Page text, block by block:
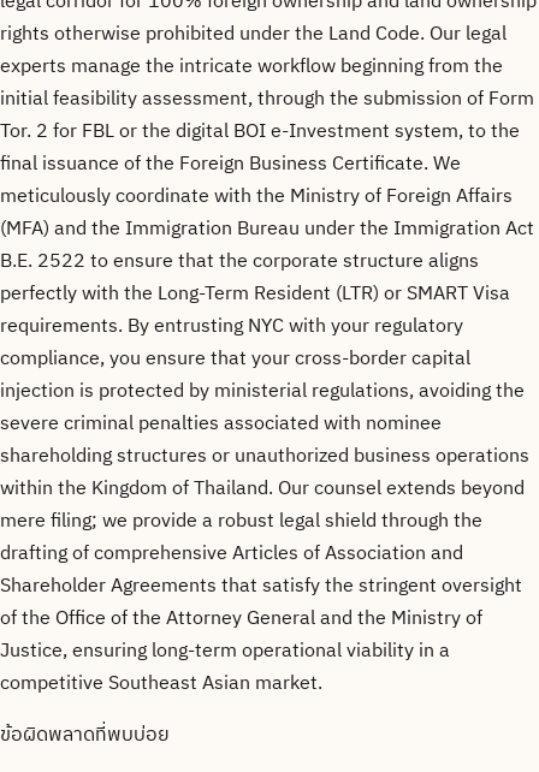
rights otherwise prohibited under the Land Code. Our legal
experts manage the intricate workflow beginning from the
initial feasibility assessment, through the submission of Form
Tor. 2 for FBL or the digital BOI e-Investment system, to the
final issuance of the Foreign Business Certificate. We
meticulously coordinate with the Ministry of Foreign Affairs
(MFA) and the Immigration Bureau under the Immigration Act
B.E. 2522 to ensure that the corporate structure aligns
perfectly with the Long-Term Resident (LTR) or SMART Visa
requirements. By entrusting NYC with your regulatory
compliance, you ensure that your cross-border capital
injection is protected by ministerial regulations, avoiding the
severe criminal penalties associated with nominee
shareholding structures or unauthorized business operations
within the Kingdom of Thailand. Our counsel extends beyond
mere filing; we provide a robust legal shield through the
drafting of comprehensive Articles of Association and
Shareholder Agreements that satisfy the stringent oversight
of the Office of the Attorney General and the Ministry of
Justice, ensuring long-term operational viability in a
competitive Southeast Asian market.
ข้อผิดพลาดที่พบบ่อย